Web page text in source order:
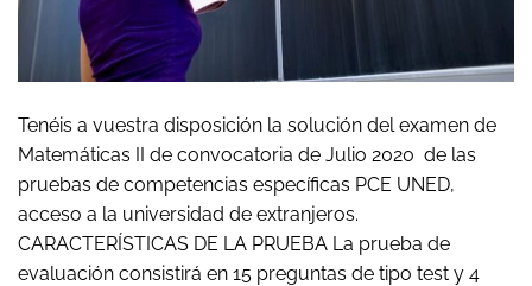
Tenéis a vuestra disposición la solución del examen de
Matemáticas II de convocatoria de Julio 2020 de las
pruebas de competencias específicas PCE UNED,
acceso a la universidad de extranjeros.
CARACTERÍSTICAS DE LA PRUEBA La prueba de
evaluación consistirá en 15 preguntas de tipo test y 4